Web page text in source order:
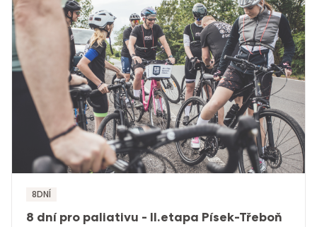
8DNÍ
8 dní pro paliativu - II.etapa Písek-Třeboň